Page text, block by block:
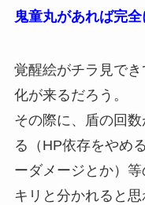
鬼童丸があれば完全
覚醒絵がチラ見で
化が来るだろう。
その際に、盾の回
る（HP依存をやめ
ーダメージとか）
キリと分かれると思